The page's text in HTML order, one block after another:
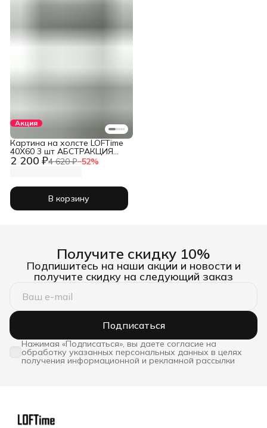
Акция
2 200 ₽4 620 ₽−52%
Картина на холсте LOFTime
40Х60 3 шт АБСТРАКЦИЯ
ПАРА КС-764-4060
В корзину
Получите скидку 10%
Подпишитесь на наши акции и новости и
получите скидку на следующий заказ
Подписаться
Нажимая «Подписаться», вы даете согласие на
обработку указанных персональных данных в целях
получения информационной и рекламной рассылки